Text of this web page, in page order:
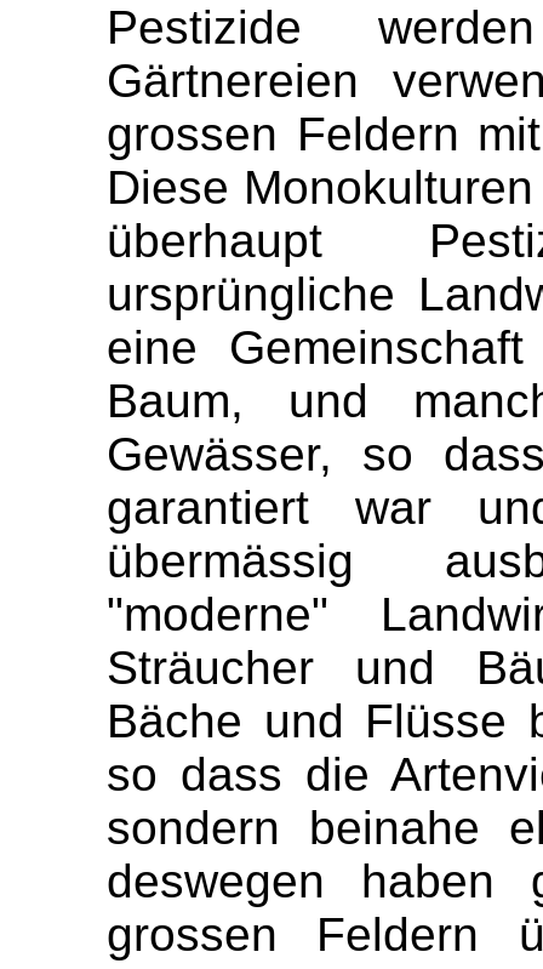
Pestizide
Gärtnereien
grossen Feldern
Diese
überhaupt
ursprüngliche
eine
Baum, und
Gewässer, so
garantiert war
übermässig
"moderne"
Sträucher und
Bäche und Flüsse
so dass die
sondern beinahe
deswegen haben
grossen Feldern